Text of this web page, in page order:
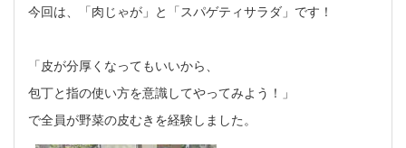
今回は、「肉じゃが」と「スパゲティサラダ」です！
「皮が分厚くなってもいいから、
包丁と指の使い方を意識してやってみよう！」
で全員が野菜の皮むきを経験しました。